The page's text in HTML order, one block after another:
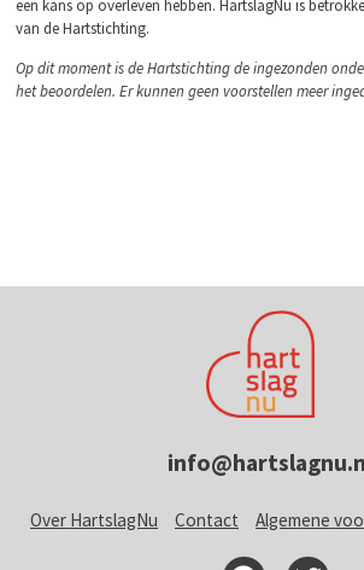
een kans op overleven hebben. HartslagNu is
van de Hartstichting.
Op dit moment is de Hartstichting de ingezonden
het beoordelen. Er kunnen geen voorstellen meer
Over HartslagNu Contact Algemene